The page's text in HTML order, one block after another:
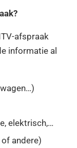
afspraak
informatie al
elektrisch,…
andere)